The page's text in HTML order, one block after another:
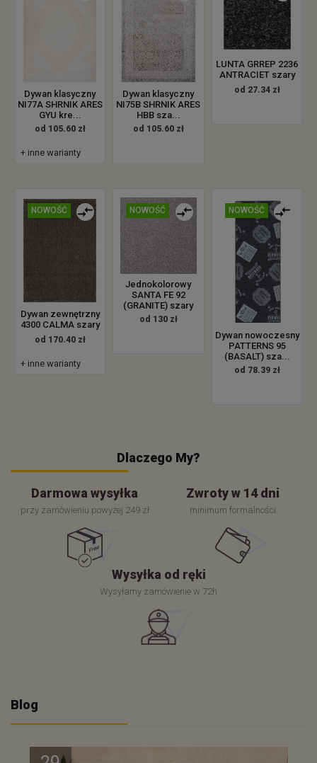
Dywan klasyczny
NI77A SHRNIK ARES
GYU kre...
od 105.60 zł
+ inne warianty
Dywan klasyczny
NI75B SHRNIK ARES
HBB sza...
od 105.60 zł
LUNTA GRREP 2236
ANTRACIET szary
od 27.34 zł
NOWOŚĆ
Dywan zewnętrzny
4300 CALMA szary
od 170.40 zł
+ inne warianty
NOWOŚĆ
Jednokolorowy
SANTA FE 92
(GRANITE) szary
od 130 zł
NOWOŚĆ
Dywan nowoczesny
PATTERNS 95
(BASALT) sza...
od 78.39 zł
Dlaczego My?
Darmowa wysyłka
przy zamówieniu powyżej 249 zł
Zwroty w 14 dni
minimum formalności
Wysyłka od ręki
Wysyłamy zamówienie w 72h
Blog